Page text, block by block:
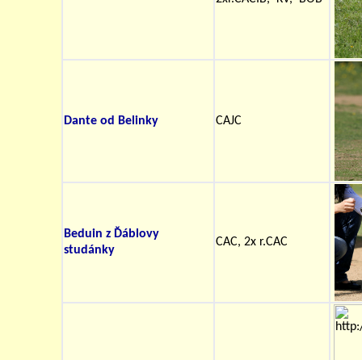
Dante od Belinky CAJC
Beduin z Ďáblovy
studánky
CAC, 2x r.CAC